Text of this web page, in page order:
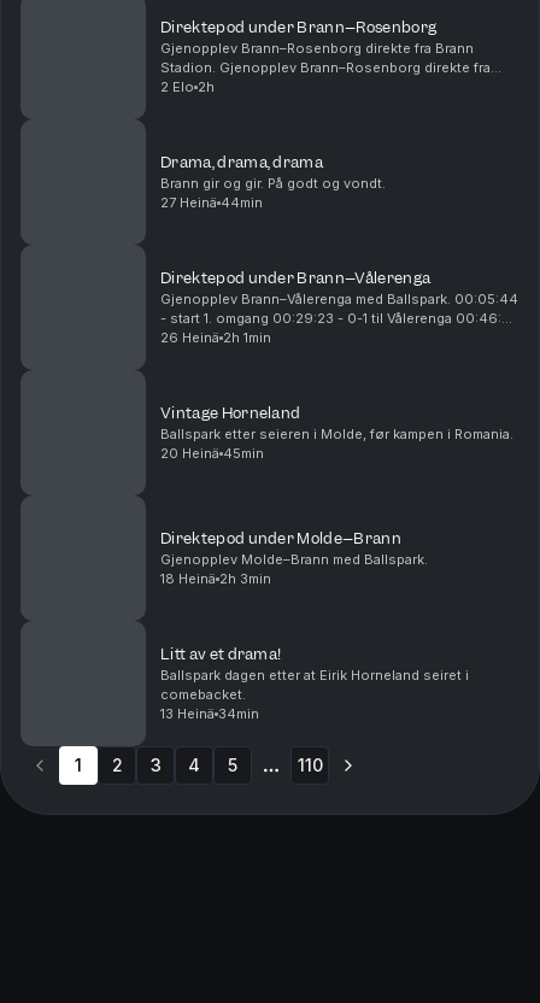
Direktepod under Brann–Rosenborg
Gjenopplev Brann–Rosenborg direkte fra Brann
Stadion. Gjenopplev Brann–Rosenborg direkte fra
Brann Stadion. 00:14:54 - Start 1. omgang 00:28:15 -
2 Elo 2h
Drama, drama, drama
Brann gir og gir. På godt og vondt.
27 Heinä 44min
Direktepod under Brann–Vålerenga
Gjenopplev Brann–Vålerenga med Ballspark. 00:05:44
- start 1. omgang 00:29:23 - 0-1 til Vålerenga 00:46:25
- 0-2 til Vålerenga 00:54:26 - 0-3 til Vålerenga
26 Heinä 2h 1min
Vintage Horneland
Ballspark etter seieren i Molde, før kampen i Romania.
20 Heinä 45min
Direktepod under Molde–Brann
Gjenopplev Molde–Brann med Ballspark.
18 Heinä 2h 3min
Litt av et drama!
Ballspark dagen etter at Eirik Horneland seiret i
comebacket.
13 Heinä 34min
1 2 3 4 5 110